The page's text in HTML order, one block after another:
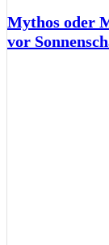
Mythos oder
vor